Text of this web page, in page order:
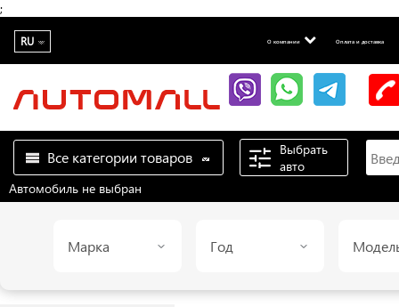
;
RU О компании Оплата и доставка
Все категории товаров
Выбрать
авто
Автомобиль не выбран
Марка Год